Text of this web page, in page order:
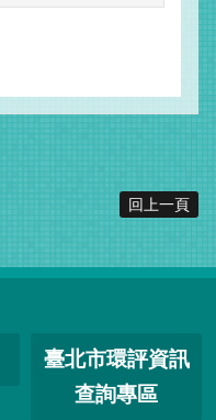
回上一頁
臺北市環評資訊
查詢專區